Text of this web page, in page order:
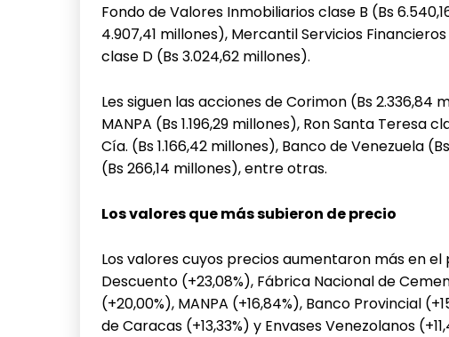
Fondo de Valores Inmobiliarios clase B (Bs
4.907,41 millones), Mercantil Servicios
clase D (Bs 3.024,62 millones).
Les siguen las acciones de Corimon (Bs 2.336,84
MANPA (Bs 1.196,29 millones), Ron Santa Teresa
Cía. (Bs 1.166,42 millones), Banco de Venezuela
(Bs 266,14 millones), entre otras.
Los valores que más subieron de precio
Los valores cuyos precios aumentaron más en
Descuento (+23,08%), Fábrica Nacional de
(+20,00%), MANPA (+16,84%), Banco Provincial
de Caracas (+13,33%) y Envases Venezolanos